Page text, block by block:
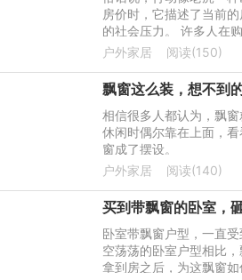
房价时，它描述了当前
的社会压力。 许多人在
分积蓄。 买房后，他们
户外家居 阅读(150)
飘窗这么装，想不到
相信很多人都认为，飘
休闲时偶尔靠在上面，
窗成了摆设。
户外家居
阅读(140)
卧室带飘窗户型，一直
空荡荡的卧室户型相比
拿到房之后，为这飘窗